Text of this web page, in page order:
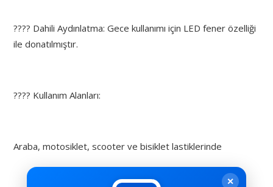
???? Dahili Aydınlatma: Gece kullanımı için LED fener özelliği
ile donatılmıştır.
???? Kullanım Alanları:
Araba, motosiklet, scooter ve bisiklet lastiklerinde
✕